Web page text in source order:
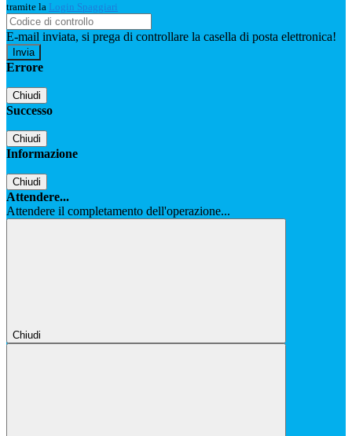
tramite la Login Spaggiari
E-mail inviata, si prega di controllare la casella di posta elettronica!
Errore
Chiudi
Successo
Chiudi
Informazione
Chiudi
Attendere...
Attendere il completamento dell'operazione...
Chiudi